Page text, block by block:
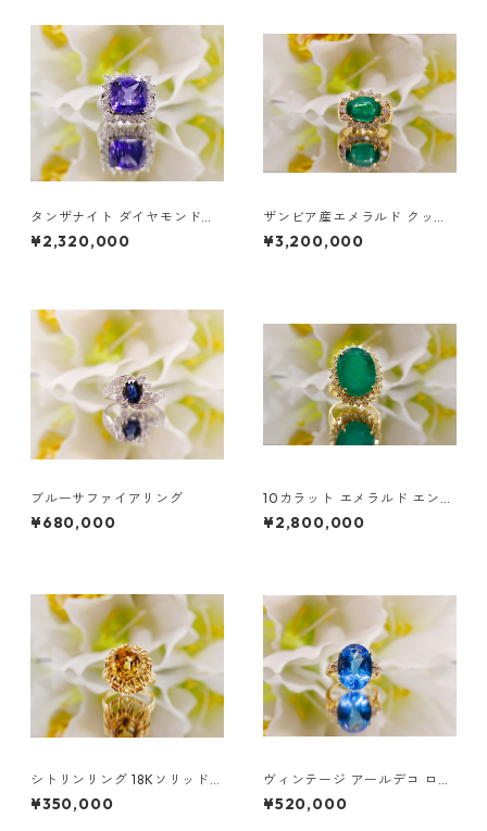
タンザナイト ダイヤモンドリ
ング | ホワイトゴールド エン
ゲージメントリング | ラベンダ
¥2,320,000
ザンビア産エメラルド クッシ
ョンカット ダイヤモンドリン
グ
¥3,200,000
ブルーサファイアリング
¥680,000
10カラット エメラルド エンゲ
ージメントリング - 18K イエ
ローゴールド
¥2,800,000
シトリンリング 18Kソリッドゴ
ールド | シトリン フローラル
リング
¥350,000
ヴィンテージ アールデコ ロン
ドンブルートパーズ ダイヤモ
ンドリング
¥520,000